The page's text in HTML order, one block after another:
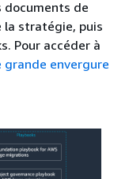
documents de
la stratégie, puis
Pour accéder à
envergure